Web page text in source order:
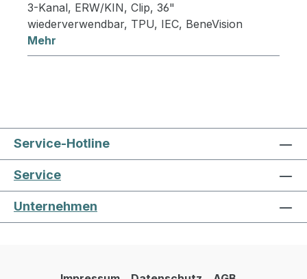
3-Kanal, ERW/KIN, Clip, 36"
wiederverwendbar, TPU, IEC, BeneVision
Mehr
Service-Hotline
Service
Unternehmen